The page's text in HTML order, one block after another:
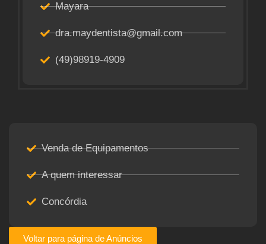
Mayara
dra.maydentista@gmail.com
(49)98919-4909
Venda de Equipamentos
A quem interessar
Concórdia
Voltar para página de Anúncios